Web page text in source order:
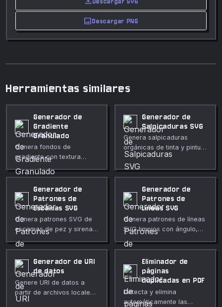
imageDescargar PNG
Herramientas similares
Generador de
Gradiente
Granulado
Genera fondos de
gradiente con textura
granulada en SVG puro,
con control del tipo de
gradiente, paradas,
intensidad del grano y
escala de textura.
Generador de
Salpicaduras SVG
Genera salpicaduras
orgánicas de tinta y pintura
en SVG. Controla el
número de gotas, el radio,
la dispersión y la
irregularidad para crear
arte de salpicaduras,
texturas grunge y fondos
artísticos únicos.
Generador de
Patrones de
Escamas SVG
Genera patrones SVG de
escamas de pez y sirena
con radio, trazo y relleno
personalizados. Perfecto
para fondos decorativos,
embalajes, estampados de
moda y diseños Art Déco.
Generador de
Patrones de
Líneas SVG
Genera patrones de líneas
SVG limpios con ángulo,
espaciado, grosor y color
personalizados. Perfecto
para fondos, texturas de
tramado, rayas y
superposiciones
decorativas.
Generador de URI
de datos
Genere URI de datos a
partir de archivos locales
sin cargarlos.
Eliminador de
páginas
duplicadas en PDF
Detecta y elimina
automáticamente las